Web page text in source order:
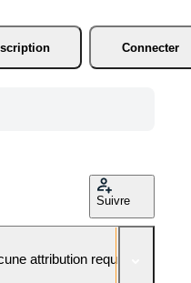
Connecter
Suivre
attribution requise